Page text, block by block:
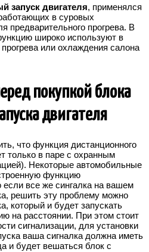
запуск двигателя, применялся
в суровых
предварительного прогрева. В
широко используют в
или охлаждения салона
покупкой блока
двигателя
что функция дистанционного
только в паре с охранным
Некоторые автомобильные
функцию
если все же сингалка на вашем
решить эту проблему можно
который и будет запускать
на расстоянии. При этом стоит
сигнализации, для установки
ваша сигналка должна иметь
и будет вешаться блок с